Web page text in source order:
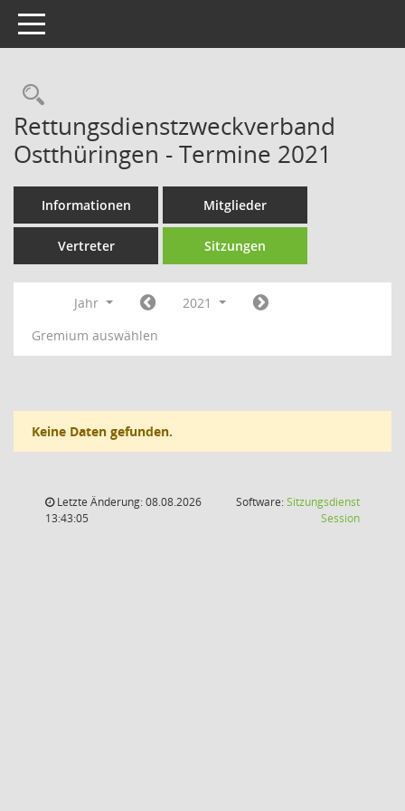
Toggle navigation
Rechercheauswahl
Rettungsdienstzweckverband
Ostthüringen - Termine 2021
Informationen Mitglieder
Vertreter Sitzungen
Jahr
2021
Gremium auswählen
Keine Daten gefunden.
Letzte Änderung: 08.08.2026
13:43:05
Software:Sitzungsdienst
Session(Wird in